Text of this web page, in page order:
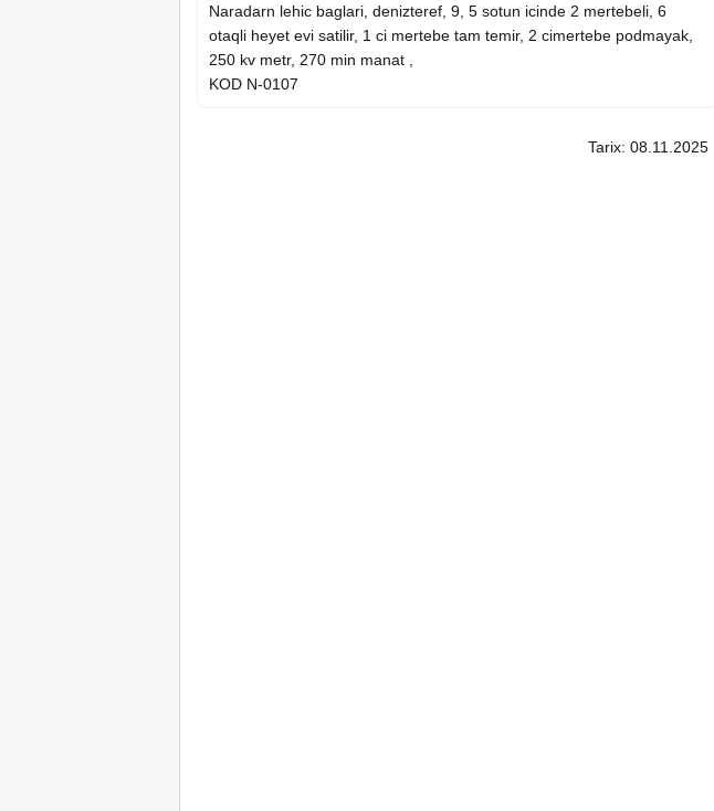
Naradarn lehic baglari, denizteref, 9, 5 sotun icinde 2 mertebeli, 6
otaqli heyet evi satilir, 1 ci mertebe tam temir, 2 cimertebe podmayak,
250 kv metr, 270 min manat ,
KOD N-0107
Tarix: 08.11.2025